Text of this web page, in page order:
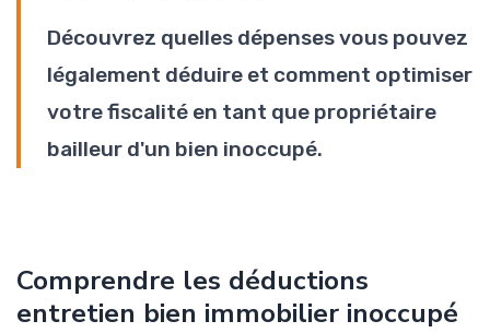
Découvrez quelles dépenses vous pouvez
légalement déduire et comment optimiser
votre fiscalité en tant que propriétaire
bailleur d'un bien inoccupé.
Comprendre les déductions
entretien bien immobilier inoccupé